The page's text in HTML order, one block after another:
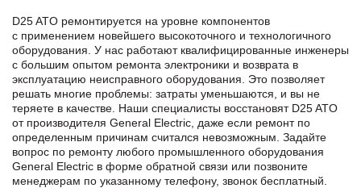
D25 ATO ремонтируется на уровне компонентов
с применением новейшего высокоточного и технологичного
оборудования. У нас работают квалифицированные инженеры
с большим опытом ремонта электроники и возврата в
эксплуатацию неисправного оборудования. Это позволяет
решать многие проблемы: затраты уменьшаются, и вы не
теряете в качестве. Наши специалисты восстановят D25 ATO
от производителя General Electric, даже если ремонт по
определенным причинам считался невозможным. Задайте
вопрос по ремонту любого промышленного оборудования
General Electric в формe обратной связи или позвоните
менеджерам по указанному телефону, звонок бесплатный.